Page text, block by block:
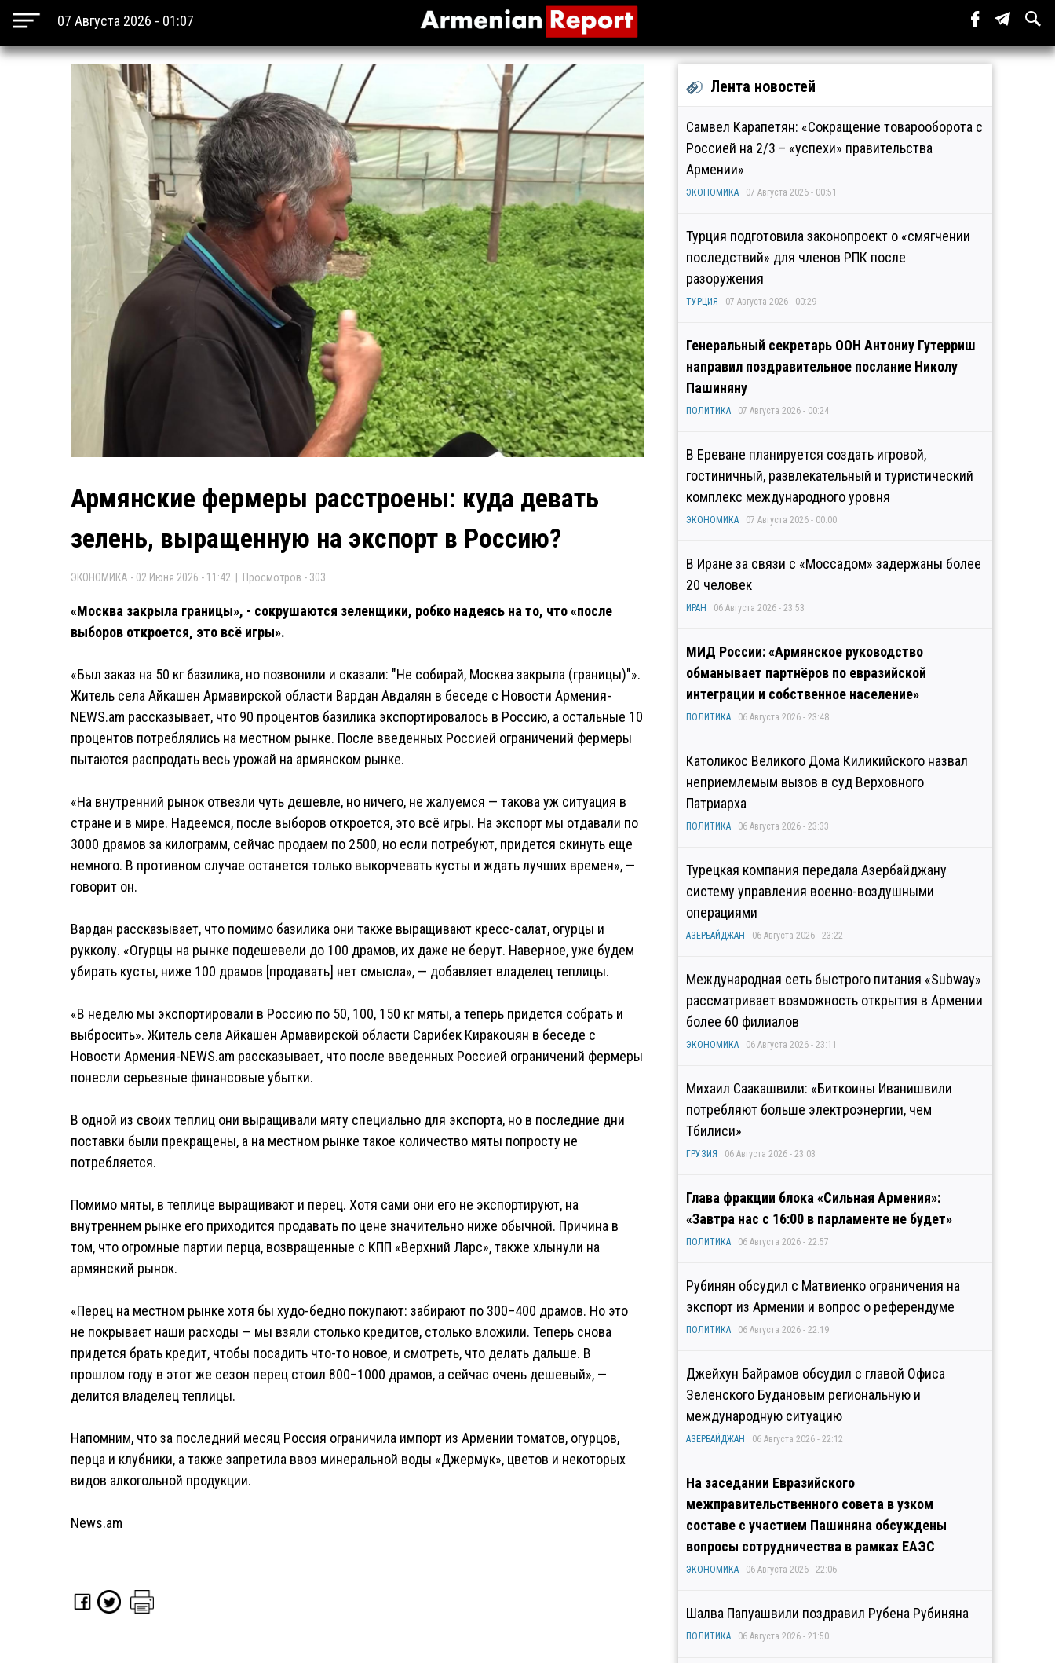
07 Августа 2026 - 01:07
Армянские фермеры расстроены: куда девать
зелень, выращенную на экспорт в Россию?
ЭКОНОМИКА - 02 Июня 2026 - 11:42 | Просмотров - 303
«Москва закрыла границы», - сокрушаются зеленщики, робко надеясь на то, что «после
выборов откроется, это всё игры».
«Был заказ на 50 кг базилика, но позвонили и сказали: "Не собирай, Москва закрыла (границы)"».
Житель села Айкашен Армавирской области Вардан Авдалян в беседе с Новости Армения-
NEWS.am рассказывает, что 90 процентов базилика экспортировалось в Россию, а остальные 10
процентов потреблялись на местном рынке. После введенных Россией ограничений фермеры
пытаются распродать весь урожай на армянском рынке.
«На внутренний рынок отвезли чуть дешевле, но ничего, не жалуемся — такова уж ситуация в
стране и в мире. Надеемся, после выборов откроется, это всё игры. На экспорт мы отдавали по
3000 драмов за килограмм, сейчас продаем по 2500, но если потребуют, придется скинуть еще
немного. В противном случае останется только выкорчевать кусты и ждать лучших времен», —
говорит он.
Вардан рассказывает, что помимо базилика они также выращивают кресс-салат, огурцы и
рукколу. «Огурцы на рынке подешевели до 100 драмов, их даже не берут. Наверное, уже будем
убирать кусты, ниже 100 драмов [продавать] нет смысла», — добавляет владелец теплицы.
«В неделю мы экспортировали в Россию по 50, 100, 150 кг мяты, а теперь придется собрать и
выбросить». Житель села Айкашен Армавирской области Сарибек Киракоսян в беседе с
Новости Армения-NEWS.am рассказывает, что после введенных Россией ограничений фермеры
понесли серьезные финансовые убытки.
В одной из своих теплиц они выращивали мяту специально для экспорта, но в последние дни
поставки были прекращены, а на местном рынке такое количество мяты попросту не
потребляется.
Помимо мяты, в теплице выращивают и перец. Хотя сами они его не экспортируют, на
внутреннем рынке его приходится продавать по цене значительно ниже обычной. Причина в
том, что огромные партии перца, возвращенные с КПП «Верхний Ларс», также хлынули на
армянский рынок.
«Перец на местном рынке хотя бы худо-бедно покупают: забирают по 300–400 драмов. Но это
не покрывает наши расходы — мы взяли столько кредитов, столько вложили. Теперь снова
придется брать кредит, чтобы посадить что-то новое, и смотреть, что делать дальше. В
прошлом году в этот же сезон перец стоил 800–1000 драмов, а сейчас очень дешевый», —
делится владелец теплицы.
Напомним, что за последний месяц Россия ограничила импорт из Армении томатов, огурцов,
перца и клубники, а также запретила ввоз минеральной воды «Джермук», цветов и некоторых
видов алкогольной продукции.
News.am
Лента новостей
Самвел Карапетян: «Сокращение товарооборота с
Россией на 2/3 – «успехи» правительства
Армении»
ЭКОНОМИКА 07 Августа 2026 - 00:51
Турция подготовила законопроект о «смягчении
последствий» для членов РПК после
разоружения
ТУРЦИЯ 07 Августа 2026 - 00:29
Генеральный секретарь ООН Антониу Гутерриш
направил поздравительное послание Николу
Пашиняну
ПОЛИТИКА 07 Августа 2026 - 00:24
В Ереване планируется создать игровой,
гостиничный, развлекательный и туристический
комплекс международного уровня
ЭКОНОМИКА 07 Августа 2026 - 00:00
В Иране за связи с «Моссадом» задержаны более
20 человек
ИРАН 06 Августа 2026 - 23:53
МИД России: «Армянское руководство
обманывает партнёров по евразийской
интеграции и собственное население»
ПОЛИТИКА 06 Августа 2026 - 23:48
Католикос Великого Дома Киликийского назвал
неприемлемым вызов в суд Верховного
Патриарха
ПОЛИТИКА 06 Августа 2026 - 23:33
Турецкая компания передала Азербайджану
систему управления военно-воздушными
операциями
АЗЕРБАЙДЖАН 06 Августа 2026 - 23:22
Международная сеть быстрого питания «Subway»
рассматривает возможность открытия в Армении
более 60 филиалов
ЭКОНОМИКА 06 Августа 2026 - 23:11
Михаил Саакашвили: «Биткоины Иванишвили
потребляют больше электроэнергии, чем
Тбилиси»
ГРУЗИЯ 06 Августа 2026 - 23:03
Глава фракции блока «Сильная Армения»:
«Завтра нас с 16:00 в парламенте не будет»
ПОЛИТИКА 06 Августа 2026 - 22:57
Рубинян обсудил с Матвиенко ограничения на
экспорт из Армении и вопрос о референдуме
ПОЛИТИКА 06 Августа 2026 - 22:19
Джейхун Байрамов обсудил с главой Офиса
Зеленского Будановым региональную и
международную ситуацию
АЗЕРБАЙДЖАН 06 Августа 2026 - 22:12
На заседании Евразийского
межправительственного совета в узком
составе с участием Пашиняна обсуждены
вопросы сотрудничества в рамках ЕАЭС
ЭКОНОМИКА 06 Августа 2026 - 22:06
Шалва Папуашвили поздравил Рубена Рубиняна
ПОЛИТИКА 06 Августа 2026 - 21:50